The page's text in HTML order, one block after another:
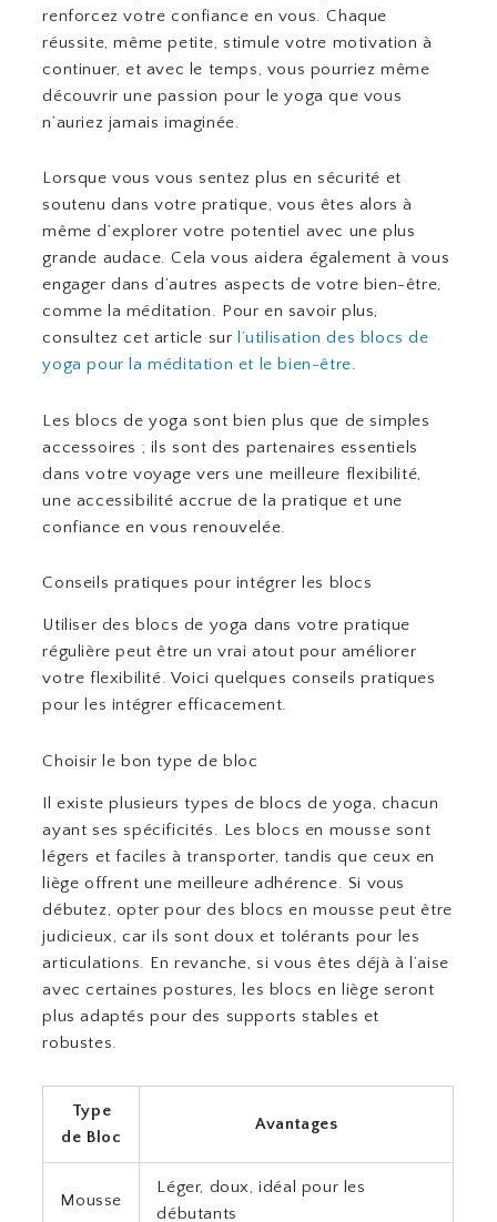
renforcez votre confiance en vous. Chaque
réussite, même petite, stimule votre motivation à
continuer, et avec le temps, vous pourriez même
découvrir une passion pour le yoga que vous
n’auriez jamais imaginée.
Lorsque vous vous sentez plus en sécurité et
soutenu dans votre pratique, vous êtes alors à
même d’explorer votre potentiel avec une plus
grande audace. Cela vous aidera également à vous
engager dans d’autres aspects de votre bien-être,
comme la méditation. Pour en savoir plus,
consultez cet article sur l’utilisation des blocs de
yoga pour la méditation et le bien-être.
Les blocs de yoga sont bien plus que de simples
accessoires ; ils sont des partenaires essentiels
dans votre voyage vers une meilleure flexibilité,
une accessibilité accrue de la pratique et une
confiance en vous renouvelée.
Conseils pratiques pour intégrer les blocs
Utiliser des blocs de yoga dans votre pratique
régulière peut être un vrai atout pour améliorer
votre flexibilité. Voici quelques conseils pratiques
pour les intégrer efficacement.
Choisir le bon type de bloc
Il existe plusieurs types de blocs de yoga, chacun
ayant ses spécificités. Les blocs en mousse sont
légers et faciles à transporter, tandis que ceux en
liège offrent une meilleure adhérence. Si vous
débutez, opter pour des blocs en mousse peut être
judicieux, car ils sont doux et tolérants pour les
articulations. En revanche, si vous êtes déjà à l’aise
avec certaines postures, les blocs en liège seront
plus adaptés pour des supports stables et
robustes.
Type
de Bloc
Avantages
Mousse
Léger, doux, idéal pour les
débutants